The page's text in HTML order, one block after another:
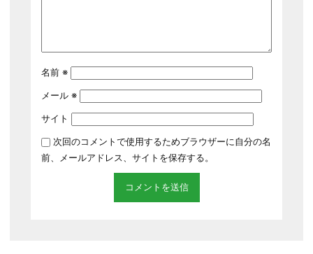
名前 ※
メール ※
サイト
次回のコメントで使用するためブラウザーに自分の名
前、メールアドレス、サイトを保存する。